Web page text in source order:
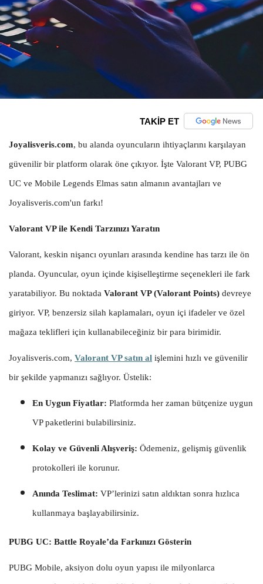
TAKİP ET
Joyalisveris.com, bu alanda oyuncuların ihtiyaçlarını karşılayan
güvenilir bir platform olarak öne çıkıyor. İşte Valorant VP, PUBG
UC ve Mobile Legends Elmas satın almanın avantajları ve
Joyalisveris.com'un farkı!
Valorant VP ile Kendi Tarzınızı Yaratın
Valorant, keskin nişancı oyunları arasında kendine has tarzı ile ön
planda. Oyuncular, oyun içinde kişiselleştirme seçenekleri ile fark
yaratabiliyor. Bu noktada Valorant VP (Valorant Points) devreye
giriyor. VP, benzersiz silah kaplamaları, oyun içi ifadeler ve özel
mağaza teklifleri için kullanabileceğiniz bir para birimidir.
Joyalisveris.com, Valorant VP satın al işlemini hızlı ve güvenilir
bir şekilde yapmanızı sağlıyor. Üstelik:
En Uygun Fiyatlar: Platformda her zaman bütçenize uygun
VP paketlerini bulabilirsiniz.
Kolay ve Güvenli Alışveriş: Ödemeniz, gelişmiş güvenlik
protokolleri ile korunur.
Anında Teslimat: VP’lerinizi satın aldıktan sonra hızlıca
kullanmaya başlayabilirsiniz.
PUBG UC: Battle Royale’da Farkınızı Gösterin
PUBG Mobile, aksiyon dolu oyun yapısı ile milyonlarca